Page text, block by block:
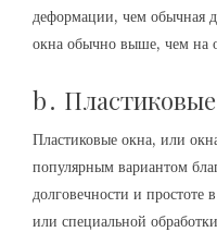
деформации, чем обычная
окна обычно выше, чем
b․
Пластиковые окна, или
популярным вариантом
долговечности и простоте
или специальной